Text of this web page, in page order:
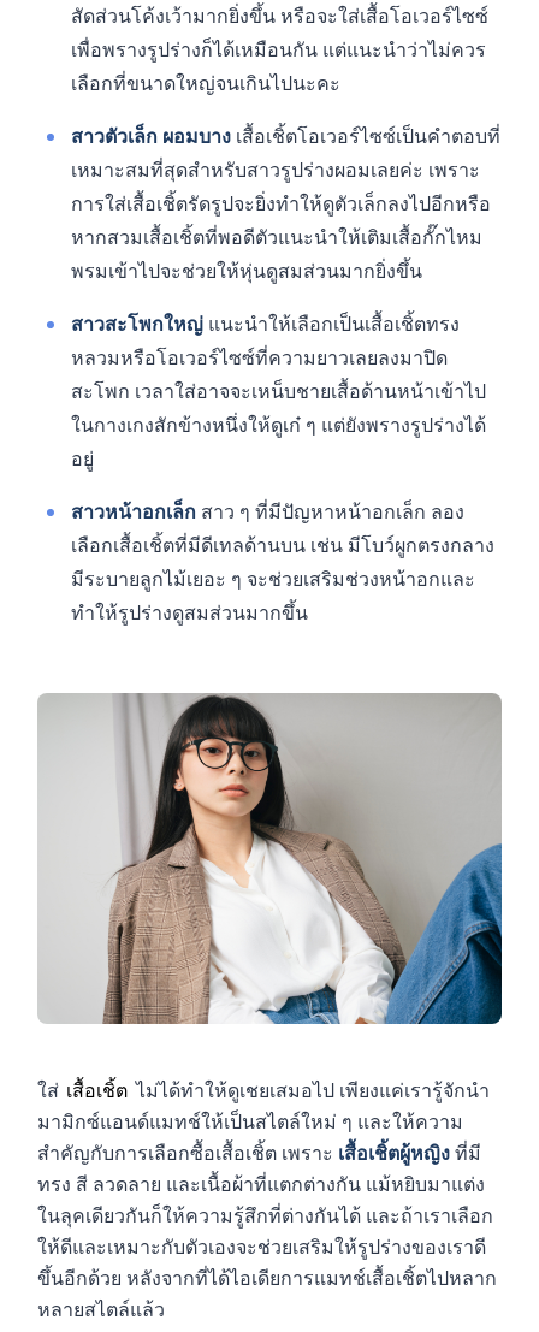
สัดส่วนโค้งเว้ามากยิ่งขึ้น หรือจะใส่เสื้อโอเวอร์ไซซ์
เพื่อพรางรูปร่างก็ได้เหมือนกัน แต่แนะนำว่าไม่ควร
เลือกที่ขนาดใหญ่จนเกินไปนะคะ
สาวตัวเล็ก ผอมบาง เสื้อเชิ้ตโอเวอร์ไซซ์เป็นคำตอบที่
เหมาะสมที่สุดสำหรับสาวรูปร่างผอมเลยค่ะ เพราะ
การใส่เสื้อเชิ้ตรัดรูปจะยิ่งทำให้ดูตัวเล็กลงไปอีกหรือ
หากสวมเสื้อเชิ้ตที่พอดีตัวแนะนำให้เติมเสื้อกั๊กไหม
พรมเข้าไปจะช่วยให้หุ่นดูสมส่วนมากยิ่งขึ้น
สาวสะโพกใหญ่ แนะนำให้เลือกเป็นเสื้อเชิ้ตทรง
หลวมหรือโอเวอร์ไซซ์ที่ความยาวเลยลงมาปิด
สะโพก เวลาใส่อาจจะเหน็บชายเสื้อด้านหน้าเข้าไป
ในกางเกงสักข้างหนึ่งให้ดูเก๋ ๆ แต่ยังพรางรูปร่างได้
อยู่
สาวหน้าอกเล็ก สาว ๆ ที่มีปัญหาหน้าอกเล็ก ลอง
เลือกเสื้อเชิ้ตที่มีดีเทลด้านบน เช่น มีโบว์ผูกตรงกลาง
มีระบายลูกไม้เยอะ ๆ จะช่วยเสริมช่วงหน้าอกและ
ทำให้รูปร่างดูสมส่วนมากขึ้น
ใส่ เสื้อเชิ้ต ไม่ได้ทำให้ดูเชยเสมอไป เพียงแค่เรารู้จักนำ
มามิกซ์แอนด์แมทช์ให้เป็นสไตล์ใหม่ ๆ และให้ความ
สำคัญกับการเลือกซื้อเสื้อเชิ้ต เพราะ เสื้อเชิ้ตผู้หญิงที่มี
ทรง สี ลวดลาย และเนื้อผ้าที่แตกต่างกัน แม้หยิบมาแต่ง
ในลุคเดียวกันก็ให้ความรู้สึกที่ต่างกันได้ และถ้าเราเลือก
ให้ดีและเหมาะกับตัวเองจะช่วยเสริมให้รูปร่างของเราดี
ขึ้นอีกด้วย หลังจากที่ได้ไอเดียการแมทช์เสื้อเชิ้ตไปหลาก
หลายสไตล์แล้ว